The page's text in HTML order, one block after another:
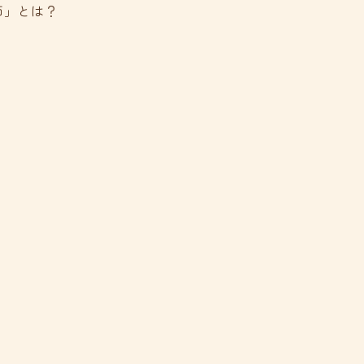
とは？